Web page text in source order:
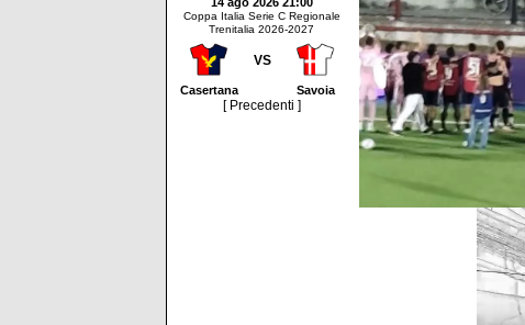
Coppa Italia Serie C Regionale
Trenitalia 2026-2027
VS
Casertana Savoia
[ Precedenti ]